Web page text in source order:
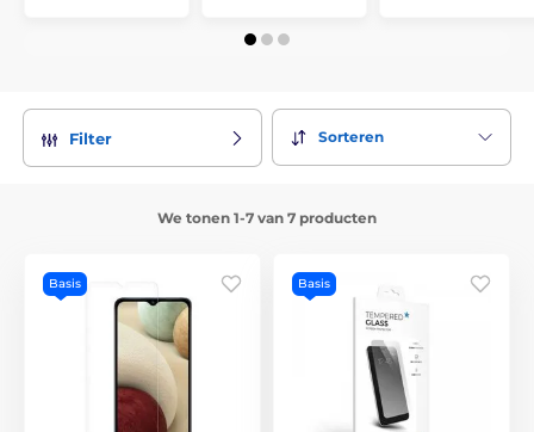
Filter Sorteren
We tonen 1-7 van 7 producten
Basis Basis